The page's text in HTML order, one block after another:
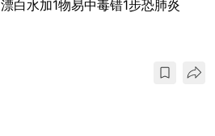
漂白水加1物易中毒错1步恐肺炎